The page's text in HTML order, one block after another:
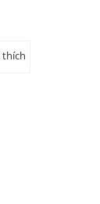
thích